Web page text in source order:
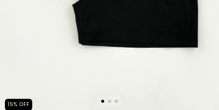
15% OFF